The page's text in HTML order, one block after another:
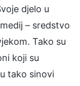
djelo u
– sredstvo
Tako su
koji su
tako sinovi